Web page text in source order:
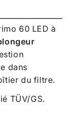
60 LED à
dans
du filtre.
TÜV/GS.